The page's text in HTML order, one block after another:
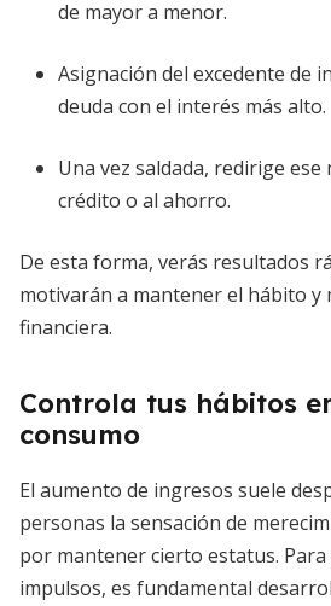
de mayor a menor.
Asignación del excedente de
deuda con el interés más alto.
Una vez saldada, redirige
crédito o al ahorro.
De esta forma, verás resultados
motivarán a mantener el hábito y
financiera.
Controla tus hábitos
consumo
El aumento de ingresos suele
personas la sensación de
por mantener cierto estatus.
impulsos, es fundamental